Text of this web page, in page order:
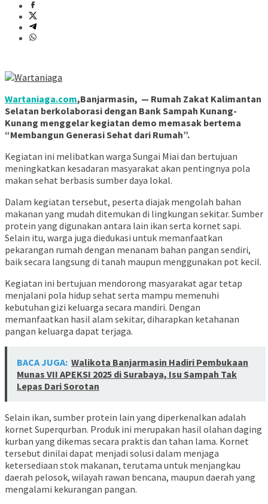
Wartaniaga.com,Banjarmasin, — Rumah Zakat Kalimantan
Selatan berkolaborasi dengan Bank Sampah Kunang-
Kunang menggelar kegiatan demo memasak bertema
“Membangun Generasi Sehat dari Rumah”.
Kegiatan ini melibatkan warga Sungai Miai dan bertujuan
meningkatkan kesadaran masyarakat akan pentingnya pola
makan sehat berbasis sumber daya lokal.
Dalam kegiatan tersebut, peserta diajak mengolah bahan
makanan yang mudah ditemukan di lingkungan sekitar. Sumber
protein yang digunakan antara lain ikan serta kornet sapi.
Selain itu, warga juga diedukasi untuk memanfaatkan
pekarangan rumah dengan menanam bahan pangan sendiri,
baik secara langsung di tanah maupun menggunakan pot kecil.
Kegiatan ini bertujuan mendorong masyarakat agar tetap
menjalani pola hidup sehat serta mampu memenuhi
kebutuhan gizi keluarga secara mandiri. Dengan
memanfaatkan hasil alam sekitar, diharapkan ketahanan
pangan keluarga dapat terjaga.
BACA JUGA: Walikota Banjarmasin Hadiri Pembukaan
Munas VII APEKSI 2025 di Surabaya, Isu Sampah Tak
Lepas Dari Sorotan
Selain ikan, sumber protein lain yang diperkenalkan adalah
kornet Superqurban. Produk ini merupakan hasil olahan daging
kurban yang dikemas secara praktis dan tahan lama. Kornet
tersebut dinilai dapat menjadi solusi dalam menjaga
ketersediaan stok makanan, terutama untuk menjangkau
daerah pelosok, wilayah rawan bencana, maupun daerah yang
mengalami kekurangan pangan.